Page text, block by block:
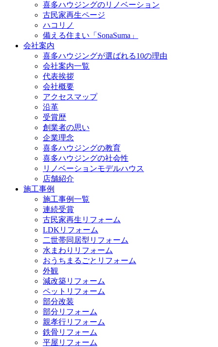
喜多ハウジングのリノベーション
古民家再生ページ
ハコリノ
備える住まい「SonaSuma」
会社案内
喜多ハウジングが選ばれる10の理由
会社案内一覧
代表挨拶
会社概要
アクセスマップ
沿革
受賞歴
創業者の思い
企業理念
喜多ハウジングの教育
喜多ハウジングの社会性
リノベーションモデルハウス
店舗紹介
施工事例
施工事例一覧
連続受賞
古民家再生リフォーム
LDKリフォーム
二世帯同居型リフォーム
水まわりリフォーム
おうちまるごとリフォーム
外観
減改築リフォーム
ペットリフォーム
部分改装
部分リフォーム
親孝行リフォーム
鉄骨リフォーム
平屋リフォーム